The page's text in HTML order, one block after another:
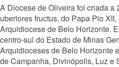
A Diocese de Oliveira foi criada a
uberiores fructus, do Papa Pio
Arquidiocese de Belo Horizonte.
centro-sul do Estado de Minas
Arquidioceses de Belo Horizonte
de Campanha, Divinópolis, Luz e